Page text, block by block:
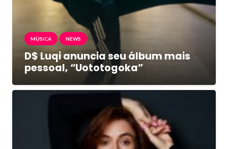
MÚSICA NEWS
D$ Luqi anuncia seu álbum mais
pessoal, “Uototogoka”